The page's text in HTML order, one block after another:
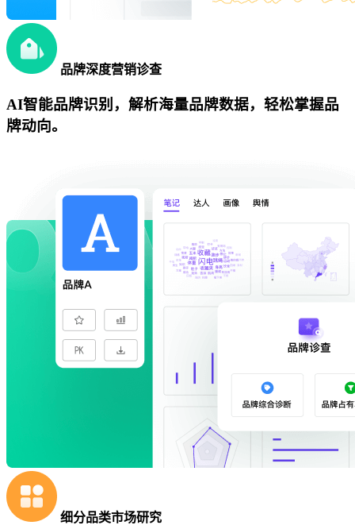
品牌深度营销诊查
AI智能品牌识别，解析海量品牌数据，轻松掌握品
牌动向。
细分品类市场研究